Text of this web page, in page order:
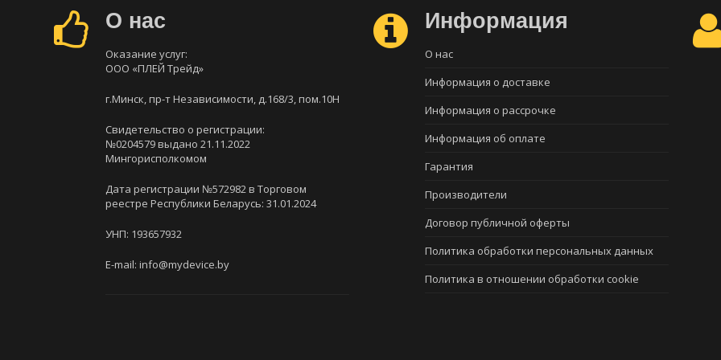
О нас
Оказание услуг:
ООО «ПЛЕЙ Трейд»
г.Минск, пр-т Независимости, д.168/3, пом.10Н
Свидетельство о регистрации:
№0204579 выдано 21.11.2022
Мингорисполкомом
Дата регистрации №572982 в Торговом
реестре Республики Беларусь: 31.01.2024
УНП: 193657932
E-mail: info@mydevice.by
Информация
О нас
Информация о доставке
Информация о рассрочке
Информация об оплате
Гарантия
Производители
Договор публичной оферты
Политика обработки персональных данных
Политика в отношении обработки cookie